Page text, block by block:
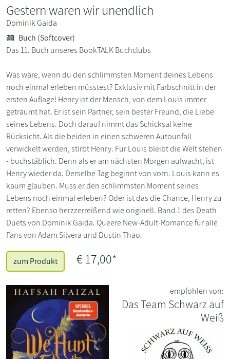
Gestern waren wir unendlich
Dominik Gaida
Buch (Softcover)
Das 11. Buch unseres BookTALK Buchclubs
Was wäre, wenn du den schlimmsten Moment deines Lebens
noch einmal erleben müsstest? Exklusiv mit Farbschnitt in der
ersten Auflage! Henry ist der Mensch, von dem Louis immer
geträumt hat. Er ist sein Partner, sein bester Freund, die Liebe
seines Lebens. Doch darauf nimmt das Schicksal keine
Rücksicht. Als die beiden in einen schweren Autounfall
verwickelt werden, stirbt Henry. Für Louis bleibt die Welt stehen
- buchstäblich. Denn als er am nächsten Morgen aufwacht, ist
Henry wieder da. Derselbe Tag beginnt von vorn. Louis kann es
kaum glauben. Muss er den schlimmsten Moment seines
Lebens noch einmal erleben? Oder ist das die Chance, Henry zu
retten? Ebenso herzzerreißend wie originell. Band 1 des Death
Duets von Dominik Gaida. Queere New-Adult-Romance für alle
Fans von Adam Silvera und Dustin Thao.
zum Produkt € 17,00*
empfohlen von:
Das Team Schwarz auf
Weiß